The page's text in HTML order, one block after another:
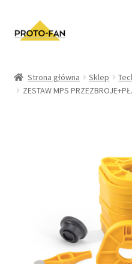
Kursy Stomatologiczne
Regulamin sklepu
Polityka prywatności
Strona główna Sklep
ZESTAW MPS